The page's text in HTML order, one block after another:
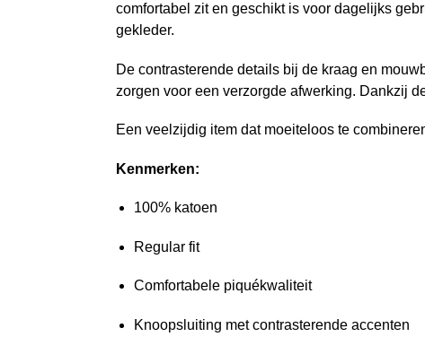
comfortabel zit en geschikt is voor dagelijks
gekleder.
De contrasterende details bij de kraag en
zorgen voor een verzorgde afwerking. Dankzij
Een veelzijdig item dat moeiteloos te
Kenmerken:
100% katoen
Regular fit
Comfortabele piquékwaliteit
Knoopsluiting met contrasterende accenten